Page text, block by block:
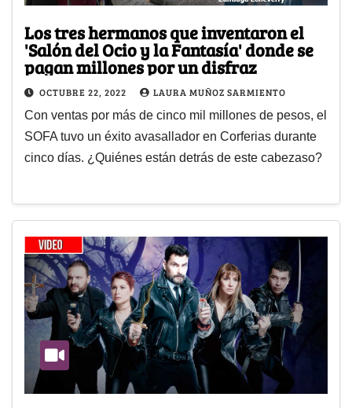
Los tres hermanos que inventaron el
'Salón del Ocio y la Fantasía' donde se
pagan millones por un disfraz
OCTUBRE 22, 2022 LAURA MUÑOZ SARMIENTO
Con ventas por más de cinco mil millones de pesos, el
SOFA tuvo un éxito avasallador en Corferias durante
cinco días. ¿Quiénes están detrás de este cabezaso?